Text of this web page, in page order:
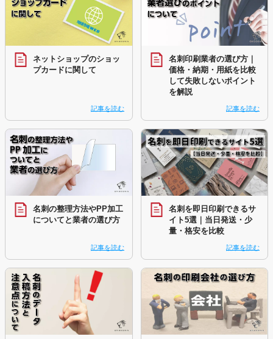
ネットショップのショッ
プカードに関して
記事を読む
名刺印刷業者の選び方｜
価格・納期・用紙を比較
して失敗しないポイント
を解説
記事を読む
名刺の整理方法やPP加工
についてと業者の選び方
記事を読む
名刺を即日印刷できるサ
イト5選｜当日発送・少
量・格安を比較
記事を読む